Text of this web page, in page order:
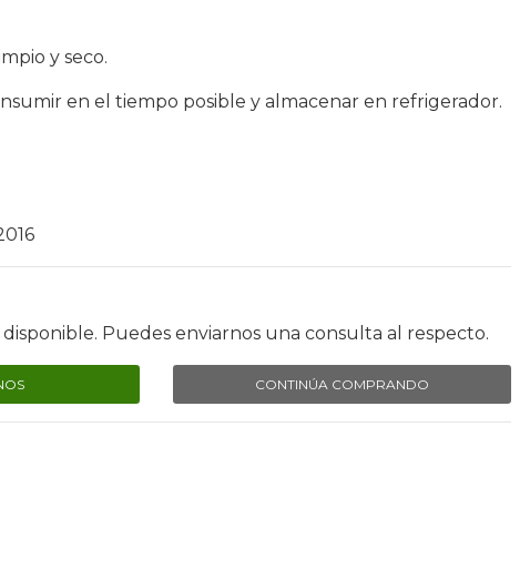
y seco.
en el tiempo posible y almacenar en refrigerador.
Puedes enviarnos una consulta al respecto.
CONTINÚA COMPRANDO